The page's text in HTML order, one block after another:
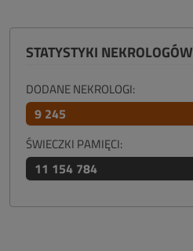
STATYSTYKI NEKROLOGÓW
DODANE NEKROLOGI:
9 245
ŚWIECZKI PAMIĘCI:
11 154 784